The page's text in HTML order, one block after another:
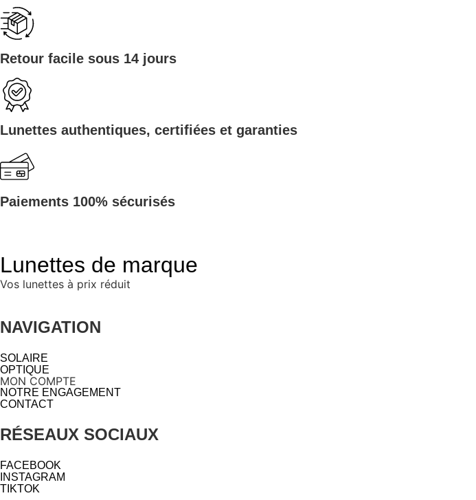
Retour facile sous 14 jours
Lunettes authentiques, certifiées et garanties
Paiements 100% sécurisés
Lunettes de marque
Vos lunettes à prix réduit
NAVIGATION
SOLAIRE
OPTIQUE
MON COMPTE
NOTRE ENGAGEMENT
CONTACT
RÉSEAUX SOCIAUX
FACEBOOK
INSTAGRAM
TIKTOK